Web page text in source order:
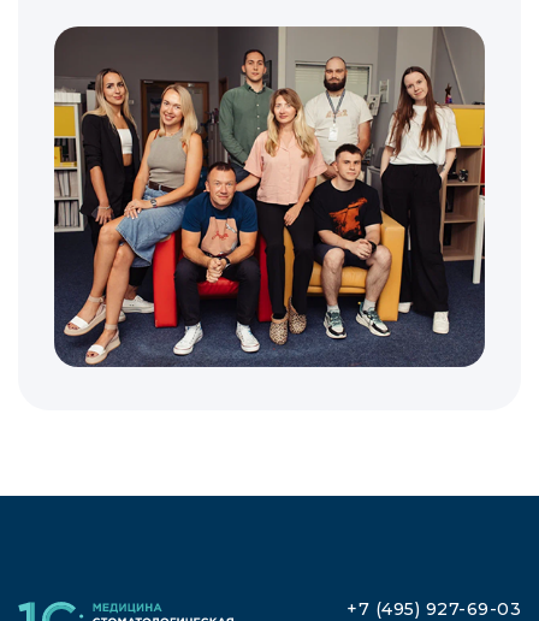
+7 (495) 927-69-03